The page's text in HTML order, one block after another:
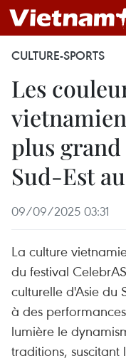
CULTURE-SPORTS
Les
plus
Sud-Est
09/09/2025 03:31
La culture
du festival
culturelle d'Asie du
à des
lumière le
traditions, suscitant